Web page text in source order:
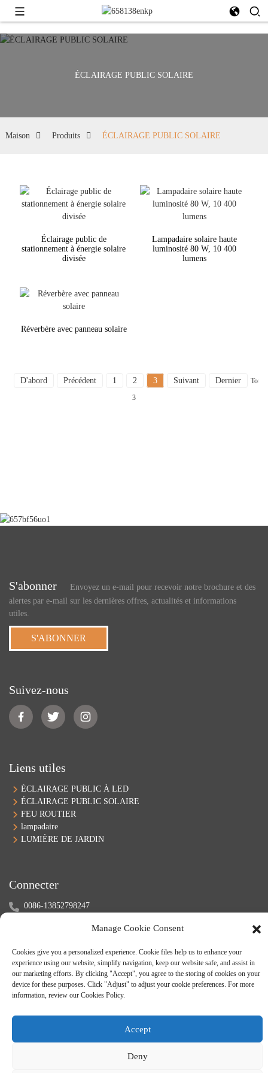
ÉCLAIRAGE PUBLIC SOLAIRE
Maison Produits ÉCLAIRAGE PUBLIC SOLAIRE
Éclairage public de
stationnement à énergie solaire
divisée
Lampadaire solaire haute
luminosité 80 W, 10 400
lumens
Réverbère avec panneau solaire
D'abord Précédent 1 2 3 Suivant Dernier
Total
3
S'abonner
Envoyez un e-mail pour recevoir notre brochure et des
alertes par e-mail sur les dernières offres, actualités et informations
utiles.
S'ABONNER
Suivez-nous
Liens utiles
ÉCLAIRAGE PUBLIC À LED
ÉCLAIRAGE PUBLIC SOLAIRE
FEU ROUTIER
lampadaire
LUMIÈRE DE JARDIN
Connecter
0086-13852798247
Skype : samwang1989
© Droits d'auteur - 2010-2024 : Tous droits réservés.Plan du site--
Resource
Manage Cookie Consent
Cookies give you a personalized experience. Cookie files help us to enhance your
experience using our website, simplify navigation, keep our website safe, and assist in
our marketing efforts. By clicking "Accept", you agree to the storing of cookies on your
device for these purposes. Click "Adjust" to adjust your cookie preferences. For more
information, review our Cookies Policy.
Accept
Deny